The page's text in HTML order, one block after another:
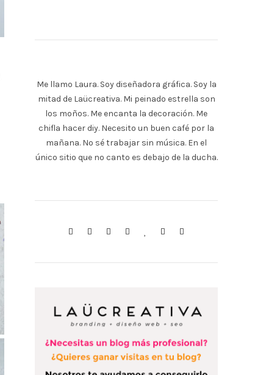
Me llamo Laura. Soy diseñadora gráfica. Soy la
mitad de Laücreativa. Mi peinado estrella son
los moños. Me encanta la decoración. Me
chifla hacer diy. Necesito un buen café por la
mañana. No sé trabajar sin música. En el
único sitio que no canto es debajo de la ducha.